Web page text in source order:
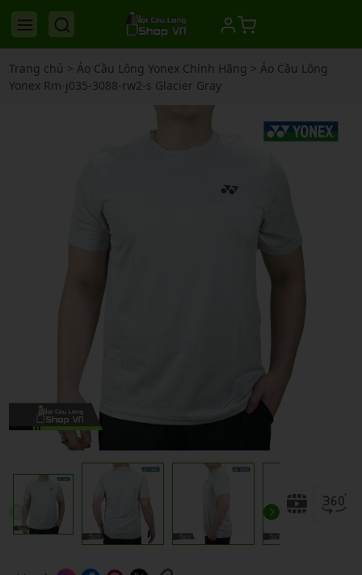
Trang chủ > Áo Cầu Lông Yonex Chính Hãng > Áo Cầu Lông
Yonex Rm-j035-3088-rw2-s Glacier Gray